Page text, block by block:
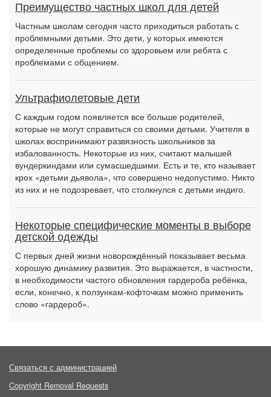
Преимущество частных школ для детей
Частным школам сегодня часто приходиться работать с
проблемными детьми. Это дети, у которых имеются
определенные проблемы со здоровьем или ребята с
проблемами с общением.
Ультрафиолетовые дети
С каждым годом появляется все больше родителей,
которые не могут справиться со своими детьми. Учителя в
школах воспринимают развязность школьников за
избалованность. Некоторые из них, считают малышей
вундеркиндами или сумасшедшими. Есть и те, кто называет
крох «детьми дьявола», что совершено недопустимо. Никто
из них и не подозревает, что столкнулся с детьми индиго.
Некоторые специфические моменты в выборе
детской одежды
С первых дней жизни новорождённый показывает весьма
хорошую динамику развития. Это выражается, в частности,
в необходимости частого обновления гардероба ребёнка,
если, конечно, к ползункам-кофточкам можно применить
слово «гардероб».
Связаться с администрацией
Copyright Removal Requests